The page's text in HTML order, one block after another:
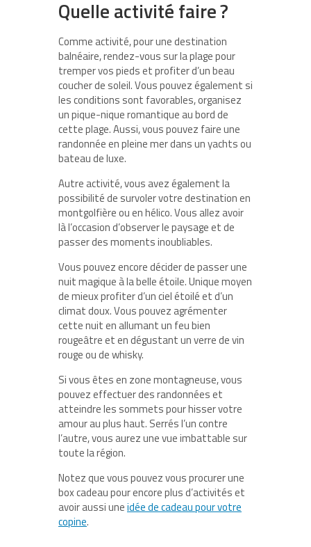
Quelle activité faire ?
Comme activité, pour une destination
balnéaire, rendez-vous sur la plage pour
tremper vos pieds et profiter d’un beau
coucher de soleil. Vous pouvez également si
les conditions sont favorables, organisez
un pique-nique romantique au bord de
cette plage. Aussi, vous pouvez faire une
randonnée en pleine mer dans un yachts ou
bateau de luxe.
Autre activité, vous avez également la
possibilité de survoler votre destination en
montgolfière ou en hélico. Vous allez avoir
là l’occasion d’observer le paysage et de
passer des moments inoubliables.
Vous pouvez encore décider de passer une
nuit magique à la belle étoile. Unique moyen
de mieux profiter d’un ciel étoilé et d’un
climat doux. Vous pouvez agrémenter
cette nuit en allumant un feu bien
rougeâtre et en dégustant un verre de vin
rouge ou de whisky.
Si vous êtes en zone montagneuse, vous
pouvez effectuer des randonnées et
atteindre les sommets pour hisser votre
amour au plus haut. Serrés l’un contre
l’autre, vous aurez une vue imbattable sur
toute la région.
Notez que vous pouvez vous procurer une
box cadeau pour encore plus d’activités et
avoir aussi uneidée de cadeau pour votre
copine.